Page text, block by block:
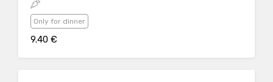
Only for dinner
9.40 €